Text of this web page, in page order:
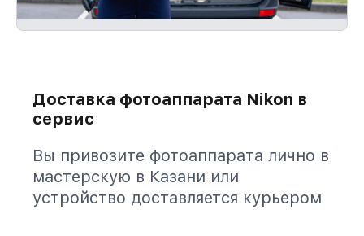
Доставка фотоаппарата Nikon в
сервис
Вы привозите фотоаппарата лично в
мастерскую в Казани или
устройство доставляется курьером